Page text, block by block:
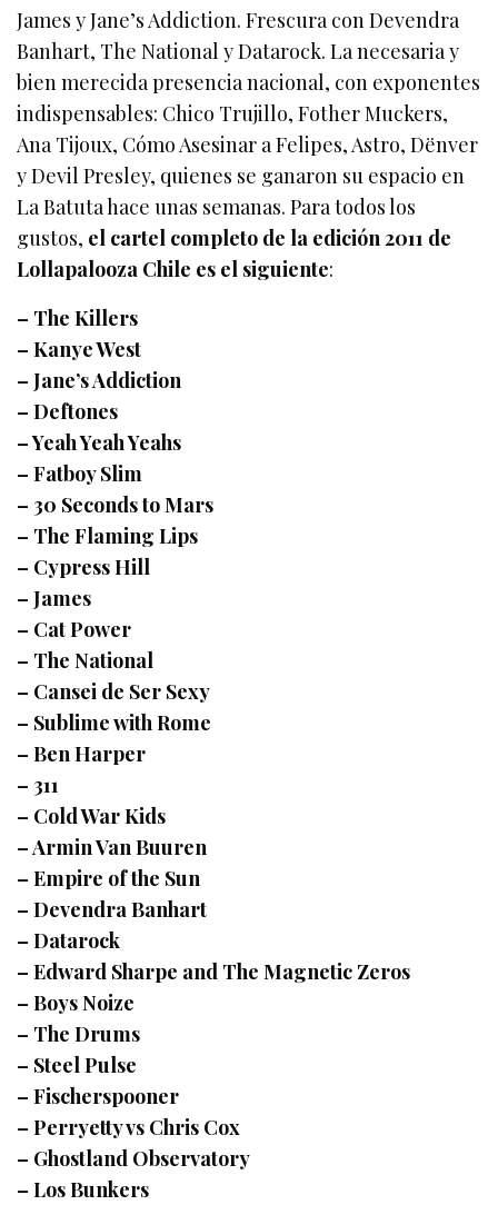
James y Jane’s Addiction. Frescura con Devendra
Banhart, The National y Datarock. La necesaria y
bien merecida presencia nacional, con exponentes
indispensables: Chico Trujillo, Fother Muckers,
Ana Tijoux, Cómo Asesinar a Felipes, Astro, Dënver
y Devil Presley, quienes se ganaron su espacio en
La Batuta hace unas semanas. Para todos los
gustos, el cartel completo de la edición 2011 de
Lollapalooza Chile es el siguiente:
– The Killers
– Kanye West
– Jane’s Addiction
– Deftones
– Yeah Yeah Yeahs
– Fatboy Slim
– 30 Seconds to Mars
– The Flaming Lips
– Cypress Hill
– James
– Cat Power
– The National
– Cansei de Ser Sexy
– Sublime with Rome
– Ben Harper
– 311
– Cold War Kids
– Armin Van Buuren
– Empire of the Sun
– Devendra Banhart
– Datarock
– Edward Sharpe and The Magnetic Zeros
– Boys Noize
– The Drums
– Steel Pulse
– Fischerspooner
– Perryetty vs Chris Cox
– Ghostland Observatory
– Los Bunkers